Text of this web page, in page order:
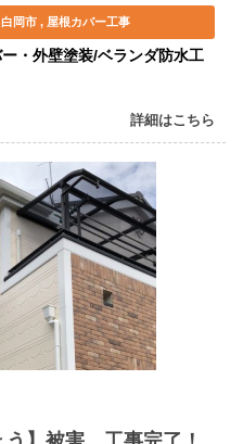
白岡市 屋根カバー工事
・外壁塗装/ベランダ防水工
詳細はこちら